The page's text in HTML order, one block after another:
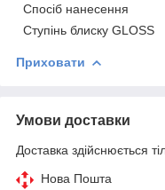
Спосіб нанесення
Ступінь блиску GLOSS
Приховати
Умови доставки
Доставка здійснюється
Нова Пошта